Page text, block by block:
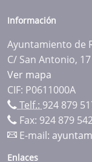
Información
Ayuntamiento de
C/ San Antonio,
Ver mapa
CIF: P0611000A
Telf.: 924 879
Fax: 924 879
E-mail:
Enlaces